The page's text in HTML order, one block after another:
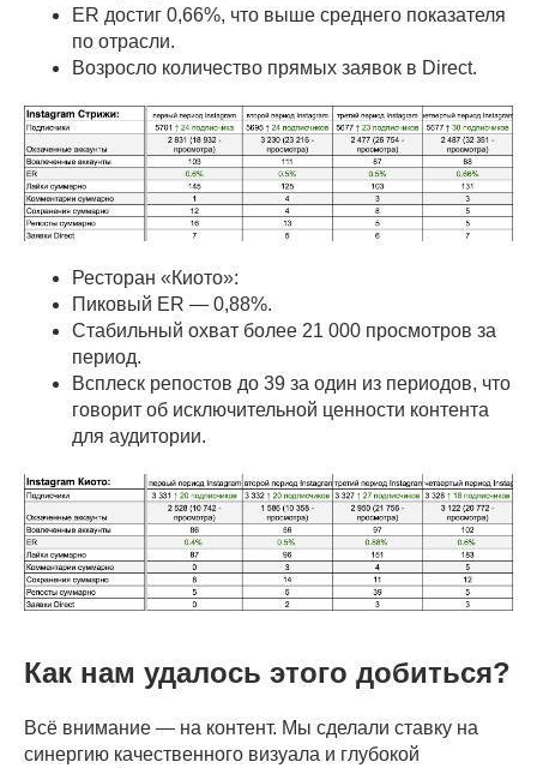
ER достиг 0,66%, что выше среднего показателя
по отрасли.
Возросло количество прямых заявок в Direct.
Ресторан «Киото»:
Пиковый ER — 0,88%.
Стабильный охват более 21 000 просмотров за
период.
Всплеск репостов до 39 за один из периодов, что
говорит об исключительной ценности контента
для аудитории.
Как нам удалось этого добиться?
Всё внимание — на контент. Мы сделали ставку на
синергию качественного визуала и глубокой